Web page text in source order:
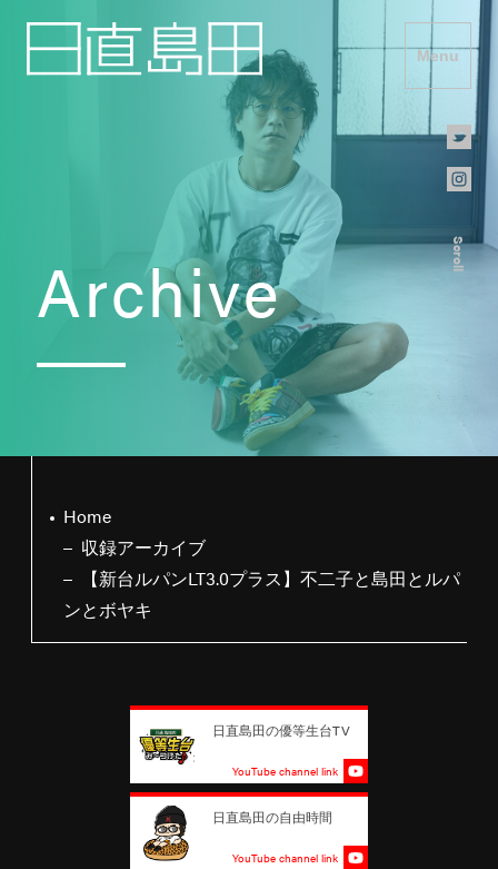
Menu
Scroll
Archive
Home
収録アーカイブ
【新台ルパンLT3.0プラス】不二子と島田とルパ
ンとボヤキ
日直島田の優等生台TV
YouTube channel link
日直島田の自由時間
YouTube channel link